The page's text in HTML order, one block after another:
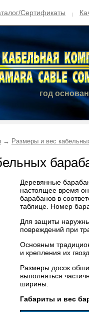
Сертификаты
год
→ Размеры и вес
Деревянные
настоящее время
барабанов в
таблице. Номер
Для защиты
повреждений при
Основным
и крепления их
Размеры досок
выполняться
ширины.
Габариты и вес